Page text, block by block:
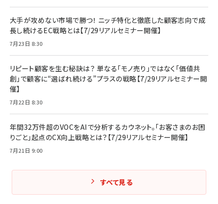
大手が攻めない市場で勝つ！ ニッチ特化と徹底した顧客志向で成
長し続けるEC戦略とは【7/29リアルセミナー開催】
7月23日 8:30
リピート顧客を生む秘訣は？ 単なる「モノ売り」ではなく「価値共
創」で顧客に“選ばれ続ける”プラスの戦略【7/29リアルセミナー開
催】
7月22日 8:30
年間32万件超のVOCをAIで分析するカウネット。「お客さまのお困
りごと」起点のCX向上戦略とは？【7/29リアルセミナー開催】
7月21日 9:00
すべて見る